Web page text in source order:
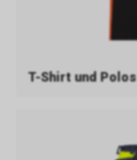
T-Shirt und Polos